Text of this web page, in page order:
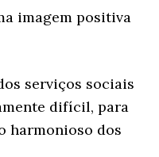
imagem positiva
serviços sociais
difícil, para
harmonioso dos